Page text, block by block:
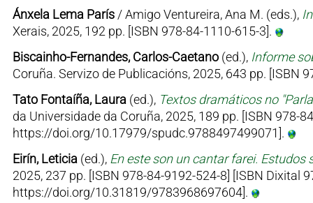
Ánxela Lema París/ Amigo Ventureira, Ana M. (eds.),
Xerais, 2025, 192 pp. [ISBN 978-84-1110-615-3].
Biscainho-Fernandes, Carlos-Caetano(ed.), Informe
Coruña. Servizo de Publicacións, 2025, 643 pp.
Tato Fontaíña, Laura (ed.), Textos dramáticos no
da Universidade da Coruña, 2025, 189 pp. [ISBN 978-
https://doi.org/10.17979/spudc.9788497499071].
Eirín, Leticia (ed.), En este son un cantar farei.
2025, 237 pp. [ISBN 978-84-9192-524-8] [ISBN Dixital
https://doi.org/10.31819/9783968697604].